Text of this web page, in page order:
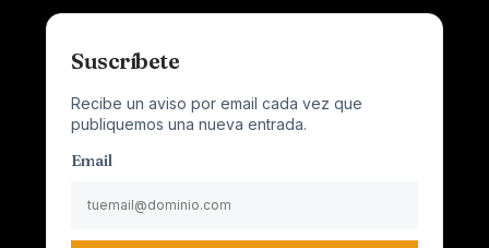
Suscríbete
Recibe un aviso por email cada vez que
publiquemos una nueva entrada.
Email